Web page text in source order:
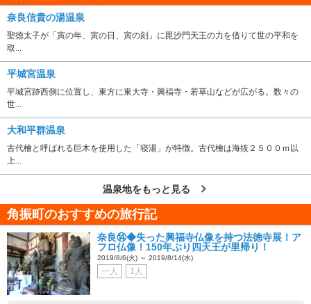
奈良信貴の湯温泉
聖徳太子が「寅の年、寅の日、寅の刻」に毘沙門天王の力を借りて世の平和を
取...
平城宮温泉
平城宮跡西側に位置し、東方に東大寺・興福寺・若草山などが広がる。数々の
世...
大和平群温泉
古代檜と呼ばれる巨木を使用した「寝湯」が特徴。古代檜は海抜２５００ｍ以
上...
温泉地をもっと見る
角振町のおすすめの旅行記
奈良⑭◆失った興福寺仏像を持つ法徳寺展！ア
フロ仏像！150年ぶり四天王が里帰り！
2019/8/6(火) ～ 2019/8/14(水)
一人 1人